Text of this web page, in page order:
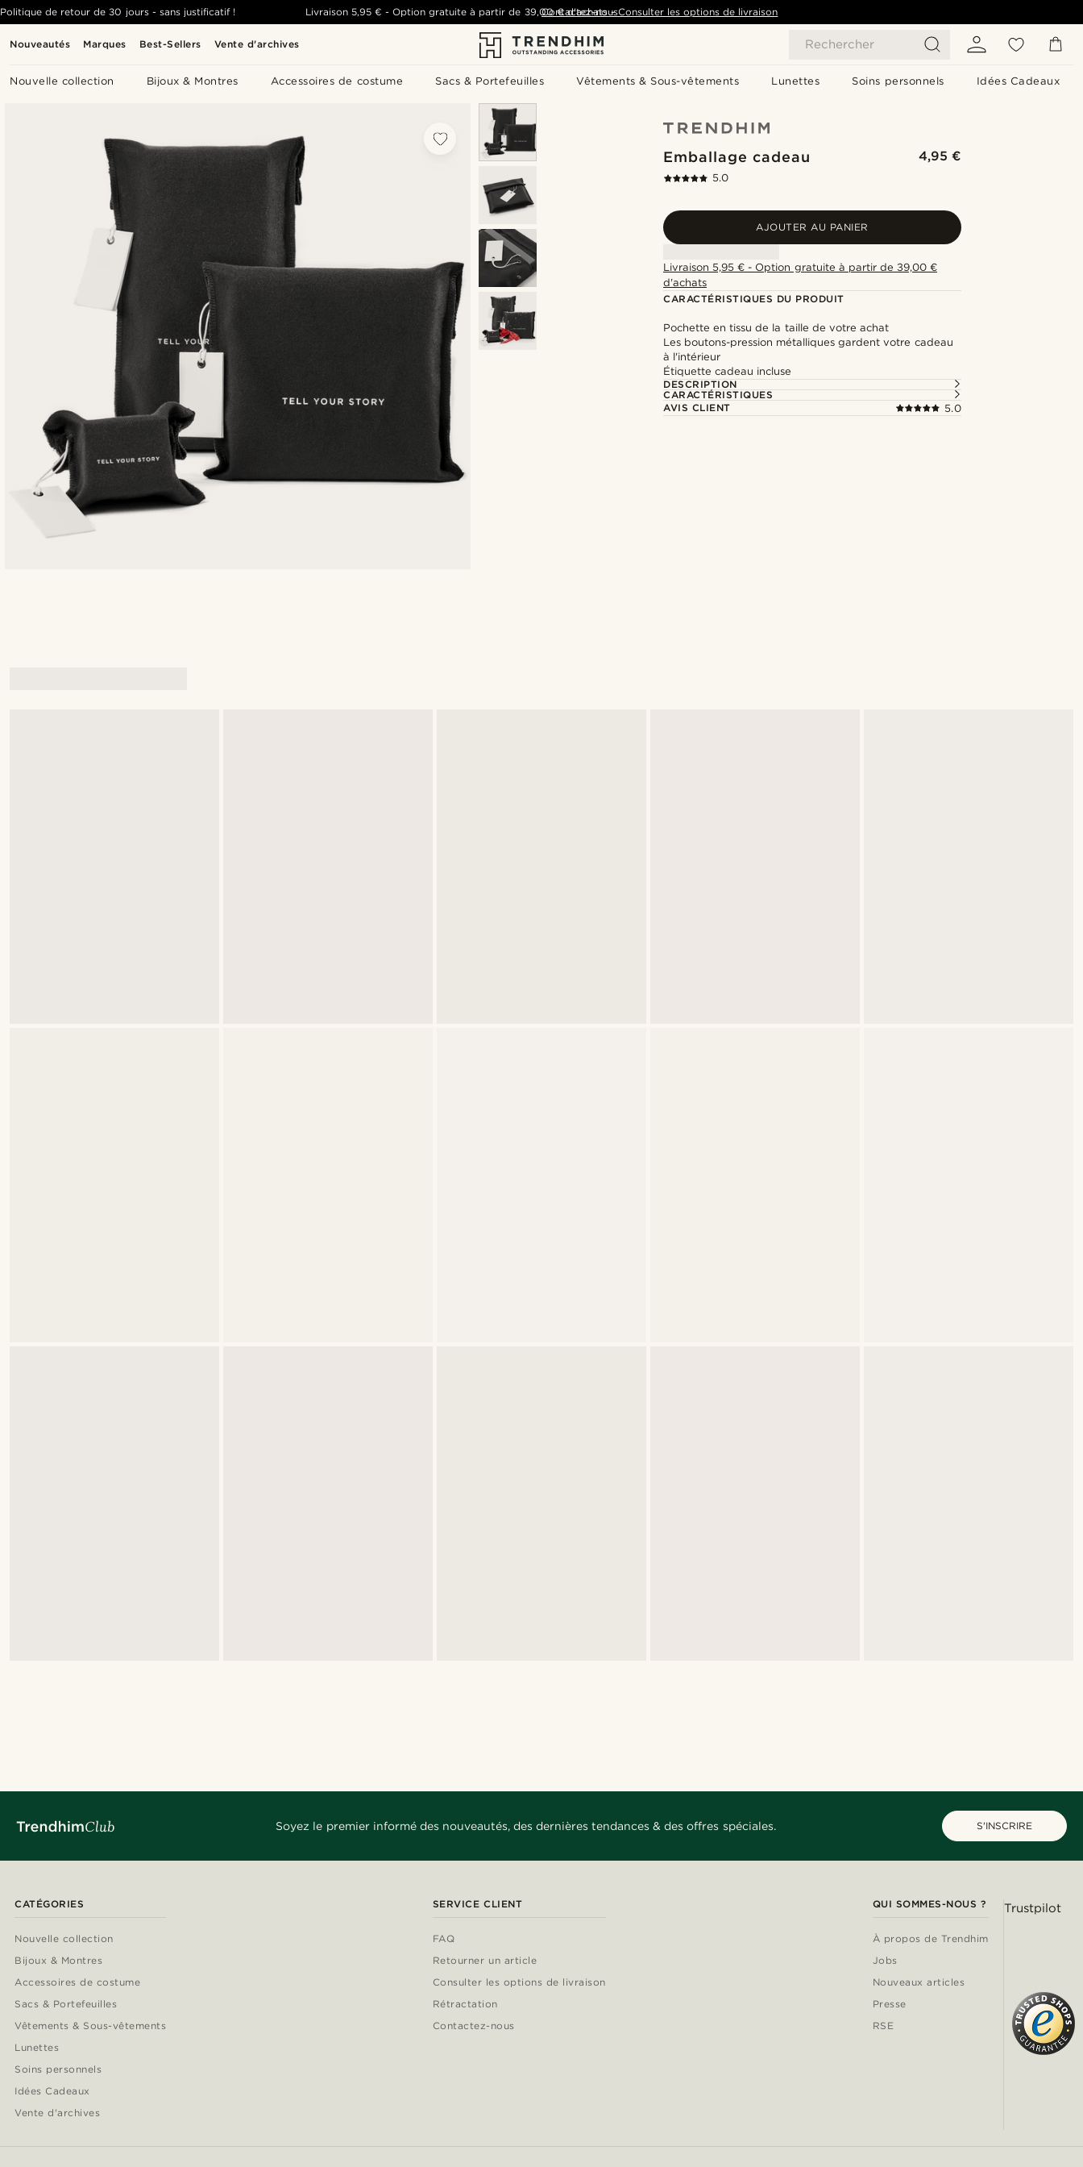
Nouveautés Marques Best-Sellers Vente d'archives Rechercher
Nouvelle collection Bijoux & Montres Accessoires de costume Sacs & Portefeuilles Vêtements & Sous-vêtements Lunettes Soins personnels Idées Cadeaux
Politique de retour de 30 jours - sans justificatif ! Livraison 5,95 € -Option gratuite à partir de 39,00 € d'achats- Consulter les options de livraison
Contactez-nous
Emballage cadeau 4,95 €
5.0
AJOUTER AU PANIER
Livraison 5,95 € - Option gratuite à partir de 39,00 €
d'achats
CARACTÉRISTIQUES DU PRODUIT
Pochette en tissu de la taille de votre achat
Les boutons-pression métalliques gardent votre cadeau
à l'intérieur
Étiquette cadeau incluse
DESCRIPTION
CARACTÉRISTIQUES
AVIS CLIENT
5.0
Soyez le premier informé des nouveautés, des dernières tendances & des offres spéciales. S'INSCRIRE
CATÉGORIES
Nouvelle collection
Bijoux & Montres
Accessoires de costume
Sacs & Portefeuilles
Vêtements & Sous-vêtements
Lunettes
Soins personnels
Idées Cadeaux
Vente d'archives
SERVICE CLIENT
FAQ
Retourner un article
Consulter les options de livraison
Rétractation
Contactez-nous
QUI SOMMES-NOUS ?
À propos de Trendhim
Jobs
Nouveaux articles
Presse
RSE
Trustpilot